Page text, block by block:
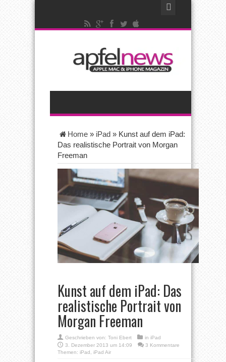
Home » iPad » Kunst auf dem iPad:
Das realistische Portrait von Morgan
Freeman
Kunst auf dem iPad: Das
realistische Portrait von
Morgan Freeman
Geschrieben von: Toni Ebert in iPad
3. Dezember 2013 um 14:09
3 Kommentare
Themen: iPad iPad Air